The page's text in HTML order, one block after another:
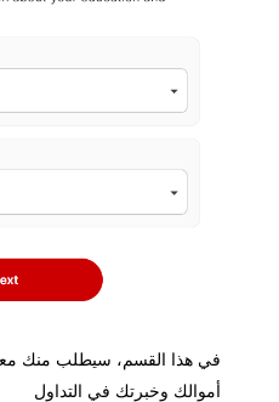
هذا القسم، سيطلب منك معلومات
وخبرتك في التداول